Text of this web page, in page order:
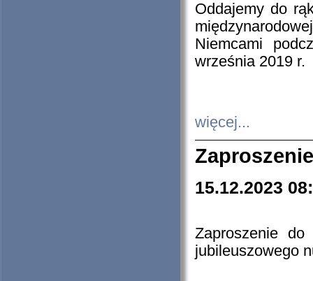
Oddajemy do
Niemcami
września 2019 r.
więcej...
15.12.2023
Zaproszenie do
jubileuszowego